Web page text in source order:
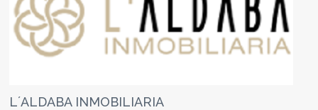
L´ALDABA INMOBILIARIA